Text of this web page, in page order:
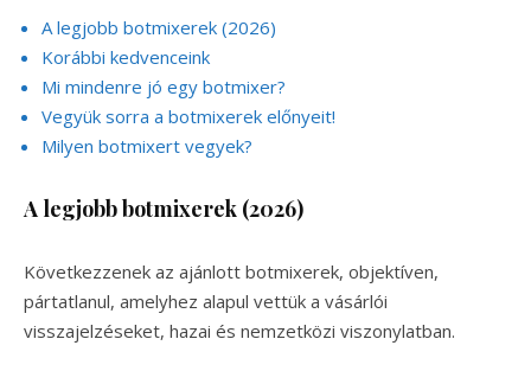
A legjobb botmixerek (2026)
Korábbi kedvenceink
Mi mindenre jó egy botmixer?
Vegyük sorra a botmixerek előnyeit!
Milyen botmixert vegyek?
A legjobb botmixerek (2026)
Következzenek az ajánlott botmixerek, objektíven,
pártatlanul, amelyhez alapul vettük a vásárlói
visszajelzéseket, hazai és nemzetközi viszonylatban.